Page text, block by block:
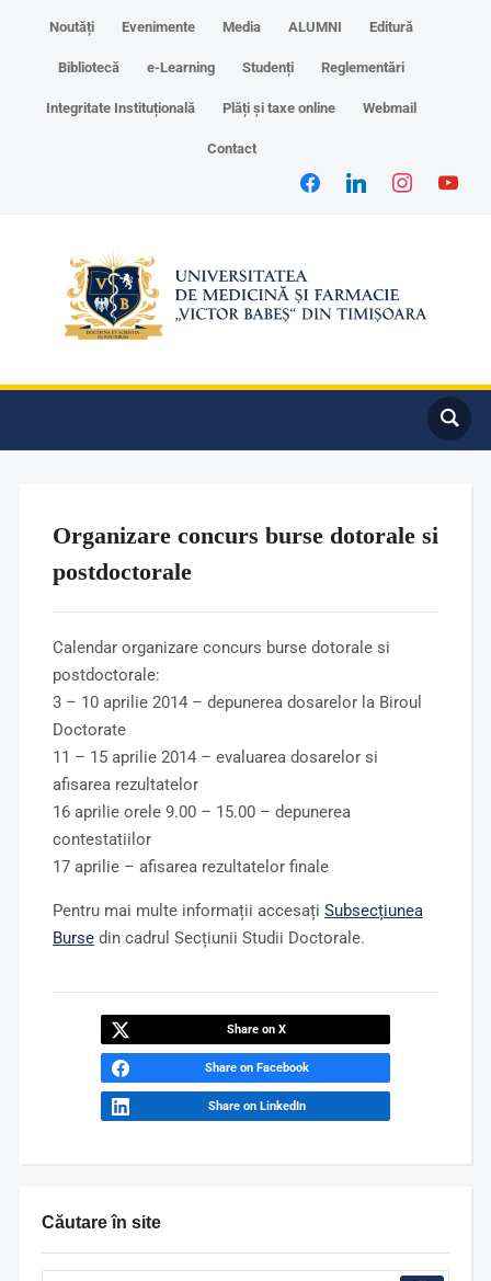
Noutăți Evenimente Media ALUMNI Editură
Bibliotecă e-Learning Studenți Reglementări
Integritate Instituțională Plăți și taxe online Webmail
Contact
Căutare în site
Organizare concurs burse dotorale si
postdoctorale
Calendar organizare concurs burse dotorale si
postdoctorale:
3 – 10 aprilie 2014 – depunerea dosarelor la Biroul
Doctorate
11 – 15 aprilie 2014 – evaluarea dosarelor si
afisarea rezultatelor
16 aprilie orele 9.00 – 15.00 – depunerea
contestatiilor
17 aprilie – afisarea rezultatelor finale
Pentru mai multe informații accesați Subsecțiunea
Bursedin cadrul Secțiunii Studii Doctorale.
Share on X
Share on Facebook
Share on LinkedIn